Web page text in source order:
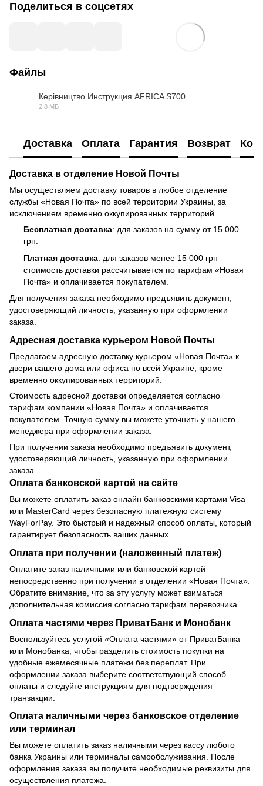
Поделиться в соцсетях
Файлы
Керівництво Инструкция AFRICA S700
2.8 МБ
Доставка Оплата Гарантия Возврат
Доставка в отделение Новой Почты
Мы осуществляем доставку товаров в любое отделение
службы «Новая Почта» по всей территории Украины, за
исключением временно оккупированных территорий.
Бесплатная доставка: для заказов на сумму от 15 000
грн.
Платная доставка: для заказов менее 15 000 грн
стоимость доставки рассчитывается по тарифам «Новая
Почта» и оплачивается покупателем.
Для получения заказа необходимо предъявить документ,
удостоверяющий личность, указанную при оформлении
заказа.
Адресная доставка курьером Новой Почты
Предлагаем адресную доставку курьером «Новая Почта» к
двери вашего дома или офиса по всей Украине, кроме
временно оккупированных территорий.
Стоимость адресной доставки определяется согласно
тарифам компании «Новая Почта» и оплачивается
покупателем. Точную сумму вы можете уточнить у нашего
менеджера при оформлении заказа.
При получении заказа необходимо предъявить документ,
удостоверяющий личность, указанную при оформлении
заказа.
Оплата банковской картой на сайте
Вы можете оплатить заказ онлайн банковскими картами Visa
или MasterCard через безопасную платежную систему
WayForPay. Это быстрый и надежный способ оплаты, который
гарантирует безопасность ваших данных.
Оплата при получении (наложенный платеж)
Оплатите заказ наличными или банковской картой
непосредственно при получении в отделении «Новая Почта».
Обратите внимание, что за эту услугу может взиматься
дополнительная комиссия согласно тарифам перевозчика.
Оплата частями через ПриватБанк и Монобанк
Воспользуйтесь услугой «Оплата частями» от ПриватБанка
или Монобанка, чтобы разделить стоимость покупки на
удобные ежемесячные платежи без переплат. При
оформлении заказа выберите соответствующий способ
оплаты и следуйте инструкциям для подтверждения
транзакции.
Оплата наличными через банковское отделение
или терминал
Вы можете оплатить заказ наличными через кассу любого
банка Украины или терминалы самообслуживания. После
оформления заказа вы получите необходимые реквизиты для
осуществления платежа.